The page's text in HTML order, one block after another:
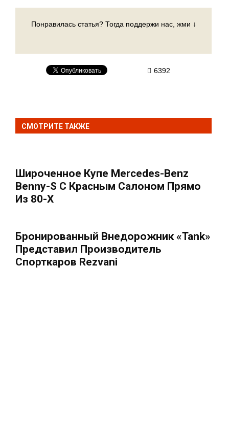
Понравилась статья? Тогда поддержи нас, жми ↓
6392
СМОТРИТЕ ТАКЖЕ
Широченное Купе Mercedes-Benz
Benny-S С Красным Салоном Прямо
Из 80-Х
Бронированный Внедорожник «Tank»
Представил Производитель
Спорткаров Rezvani